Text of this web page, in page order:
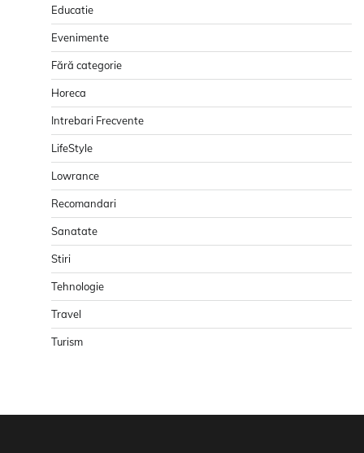
Educatie
Evenimente
Fără categorie
Horeca
Intrebari Frecvente
LifeStyle
Lowrance
Recomandari
Sanatate
Stiri
Tehnologie
Travel
Turism